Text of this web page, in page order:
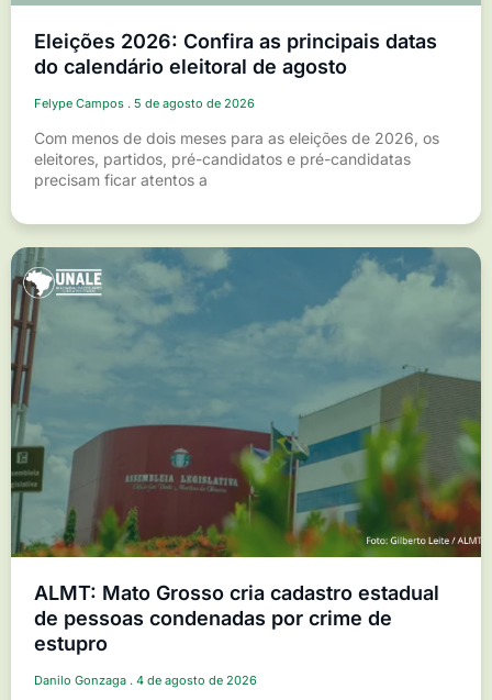
Eleições 2026: Confira as principais datas
do calendário eleitoral de agosto
Felype Campos 5 de agosto de 2026
Com menos de dois meses para as eleições de 2026, os
eleitores, partidos, pré-candidatos e pré-candidatas
precisam ficar atentos a
ALMT: Mato Grosso cria cadastro estadual
de pessoas condenadas por crime de
estupro
Danilo Gonzaga 4 de agosto de 2026